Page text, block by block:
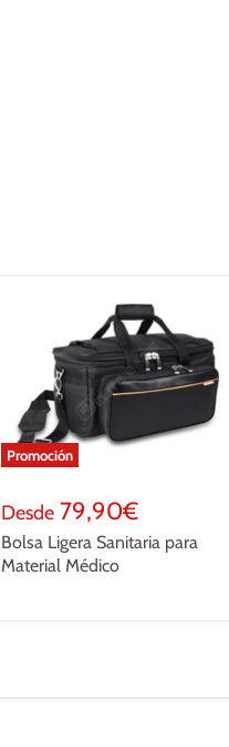
Promoción
Desde 79,90€
Bolsa Ligera Sanitaria para
Material Médico